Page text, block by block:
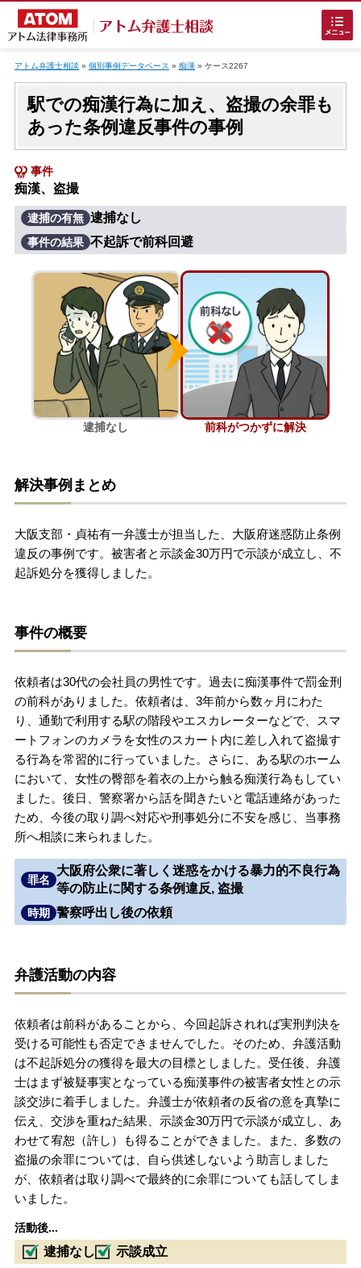
ホームに戻る
刑事事件でお困りの方
刑事事件の無料相談
接見・面会を弁護士に依頼
刑事事件を示談で解決したい
弁護士紹介
弁護士費用
解決実績
ご依頼者からのお手紙
無料相談の口コミ評判
刑事事件について知りたい方
アトム弁護士相談 » 個別事例データベース » 痴漢» ケース2267
駅での痴漢行為に加え、盗撮の余罪も
あった条例違反事件の事例
事件
痴漢、盗撮
逮捕の有無 逮捕なし
事件の結果 不起訴で前科回避
逮捕なし 前科がつかずに解決
解決事例まとめ
大阪支部・貞祐有一弁護士が担当した、大阪府迷惑防止条例
違反の事例です。被害者と示談金30万円で示談が成立し、不
起訴処分を獲得しました。
事件の概要
依頼者は30代の会社員の男性です。過去に痴漢事件で罰金刑
の前科がありました。依頼者は、3年前から数ヶ月にわた
り、通勤で利用する駅の階段やエスカレーターなどで、スマ
ートフォンのカメラを女性のスカート内に差し入れて盗撮す
る行為を常習的に行っていました。さらに、ある駅のホーム
において、女性の臀部を着衣の上から触る痴漢行為もしてい
ました。後日、警察署から話を聞きたいと電話連絡があった
ため、今後の取り調べ対応や刑事処分に不安を感じ、当事務
所へ相談に来られました。
罪名
大阪府公衆に著しく迷惑をかける暴力的不良行為
等の防止に関する条例違反, 盗撮
時期 警察呼出し後の依頼
弁護活動の内容
依頼者は前科があることから、今回起訴されれば実刑判決を
受ける可能性も否定できませんでした。そのため、弁護活動
は不起訴処分の獲得を最大の目標としました。受任後、弁護
士はまず被疑事実となっている痴漢事件の被害者女性との示
談交渉に着手しました。弁護士が依頼者の反省の意を真摯に
伝え、交渉を重ねた結果、示談金30万円で示談が成立し、あ
わせて宥恕（許し）も得ることができました。また、多数の
盗撮の余罪については、自ら供述しないよう助言しました
が、依頼者は取り調べで最終的に余罪についても話してしま
いました。
活動後...
逮捕なし 示談成立